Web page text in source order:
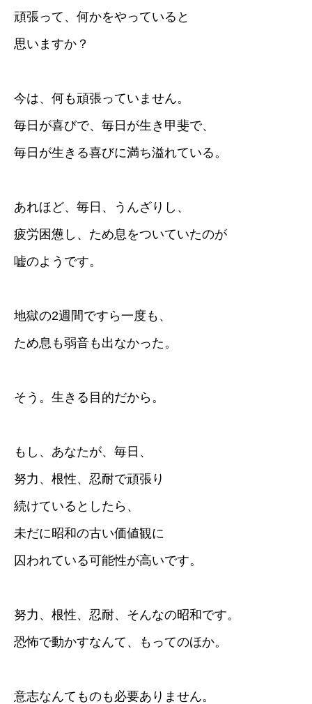
頑張って、何かをやっていると
思いますか？
今は、何も頑張っていません。
毎日が喜びで、毎日が生き甲斐で、
毎日が生きる喜びに満ち溢れている。
あれほど、毎日、うんざりし、
疲労困憊し、ため息をついていたのが
嘘のようです。
地獄の2週間ですら一度も、
ため息も弱音も出なかった。
そう。生きる目的だから。
もし、あなたが、毎日、
努力、根性、忍耐で頑張り
続けているとしたら、
未だに昭和の古い価値観に
囚われている可能性が高いです。
努力、根性、忍耐、そんなの昭和です。
恐怖で動かすなんて、もってのほか。
意志なんてものも必要ありません。